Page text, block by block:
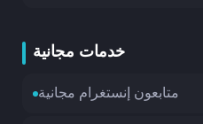
خدمات مجانية
متابعون إنستغرام مجانية